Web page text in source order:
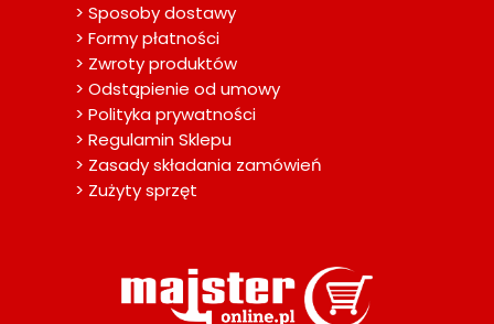
> Sposoby dostawy
> Formy płatności
> Zwroty produktów
> Odstąpienie od umowy
> Polityka prywatności
> Regulamin Sklepu
> Zasady składania zamówień
> Zużyty sprzęt